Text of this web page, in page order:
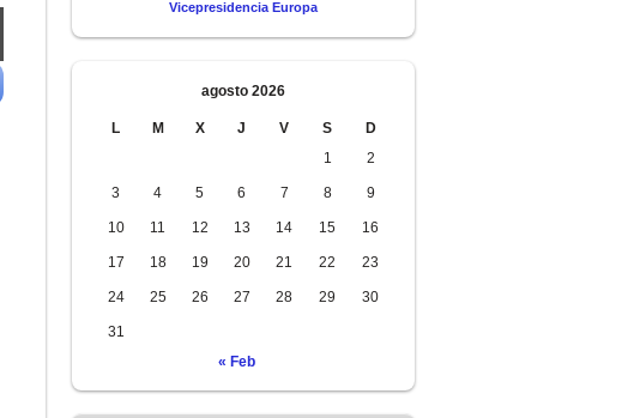
Vicepresidencia Europa
agosto 2026
L M X J V S
D
1
2
3 4 5 6 7 8 9
10 11 12 13 14 15 16
17 18 19 20 21 22 23
24 25 26 27 28 29 30
31
« Feb